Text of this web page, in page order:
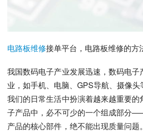
电路板维修接单平台，电路板维修的方
我国数码电子产业发展迅速，数码电子
业，如手机、电脑、GPS导航、摄像
我们的日常生活中扮演着越来越重要
子产品中，必不可少的一个组成部分
产品的核心部件，绝不能出现质量问